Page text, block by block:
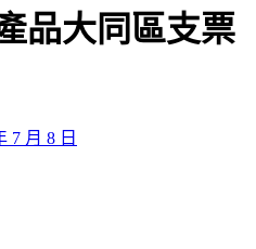
品大同區支票
7 月 8 日